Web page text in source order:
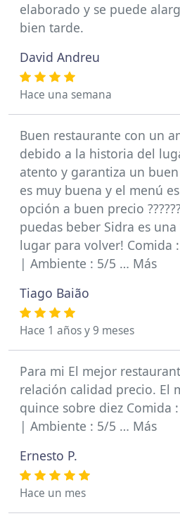
elaborado y se puede
bien tarde.
David Andreu
Hace una semana
Buen restaurante con un
debido a la historia del
atento y garantiza un
es muy buena y el menú
opción a buen precio
puedas beber Sidra es una
lugar para volver! Comida
| Ambiente : 5/5 … Más
Tiago Baião
Hace 1 años y 9 meses
Para mi El mejor
relación calidad precio. El
quince sobre diez Comida
| Ambiente : 5/5 … Más
Ernesto P.
Hace un mes